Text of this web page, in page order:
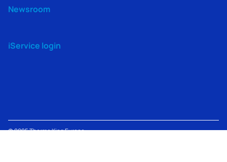
Newsroom
iService login
© 2025Thermo KingEurope –